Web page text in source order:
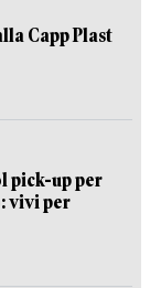
Capp Plast
pick-up per
vivi per